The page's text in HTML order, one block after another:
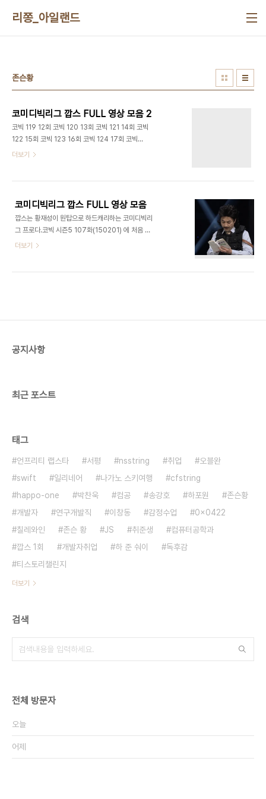
리쫑_아일랜드
존슨황
코미디빅리그 깝스 FULL 영상 모음 2
코빅 119 12회 코빅 120 13회 코빅 121 14회 코빅
122 15회 코빅 123 16회 코빅 124 17회 코빅
125 18회 NULL 코빅 126 19회 코빅 127 20회
더보기
코미디빅리그 깝스 FULL 영상 모음
깝스는 황재성이 원탑으로 하드캐리하는 코미디빅리
그 프로다.코빅 시즌5 107화(150201) 에 처음 등
장했으며 현재 순위권을 오르락내리락하는 탑클래스
더보기
공지사항
최근 포스트
태그
언프리티 랩스타 서평 nsstring 취업
오블완
swift
일리네어 나가노 스키여행
cfstring
happo-one
박찬욱 컴공 송강호 하포원
존슨황
개발자
연구개발직 이창동 감정수업
0x0422
칠레와인
존슨 황 JS 취준생
컴퓨터공학과
깝스 1회
개발자취업 하 준 숴이
독후감
티스토리챌린지
더보기
검색
전체 방문자
오늘
어제